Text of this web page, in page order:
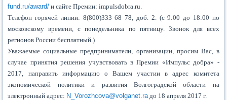
fund.ru/award/ и сайте Премии: impulsdobra.ru.
Телефон горячей линии: 8(800)333 68 78, доб. 2. (с 9:00 до 18:00 по
московскому времени, с понедельника по пятницу. Звонок для всех
регионов России бесплатный.)
Уважаемые социальные предприниматели, организации, просим Вас, в
случае принятия решения учувствовать в Премии «Импульс добра» -
2017, направить информацию о Вашем участии в адрес комитета
экономической политики и развития Волгоградской области на
электронный адрес: N_Vorozhcova@volganet.ra до 18 апреля 2017 г.